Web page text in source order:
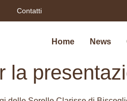
Contatti
Home News
la